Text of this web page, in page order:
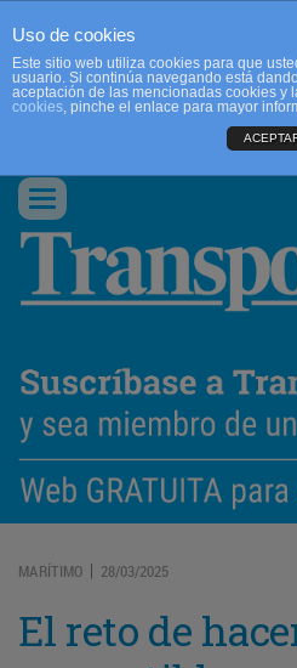
CONTACTO
Conmutar
navegación
MARÍTIMO | 28/03/2025
El reto de
Uso de cookies
Este sitio web utiliza cookies para que
usuario. Si continúa navegando está
aceptación de las mencionadas cookies y
cookies, pinche el enlace para mayor